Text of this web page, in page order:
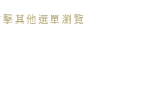
其他選單瀏覽